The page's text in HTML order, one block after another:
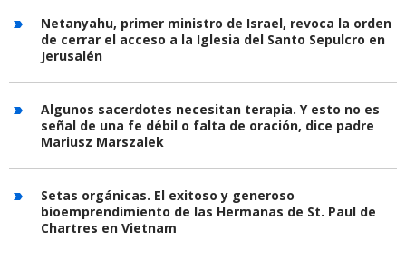
Netanyahu, primer ministro de Israel, revoca la orden
de cerrar el acceso a la Iglesia del Santo Sepulcro en
Jerusalén
Algunos sacerdotes necesitan terapia. Y esto no es
señal de una fe débil o falta de oración, dice padre
Mariusz Marszalek
Setas orgánicas. El exitoso y generoso
bioemprendimiento de las Hermanas de St. Paul de
Chartres en Vietnam